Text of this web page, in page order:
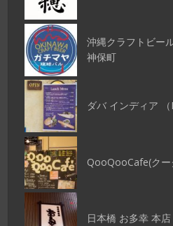
沖縄クラフトビー
神保町
ダバ インディア （
QooQooCafe(ク
日本橋 お多幸 本店